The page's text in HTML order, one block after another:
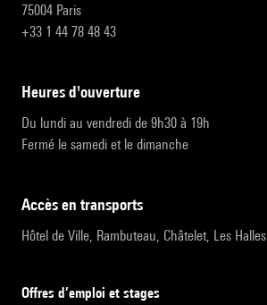
75004 Paris
+33 1 44 78 48 43
heures d'ouverture
Du lundi au vendredi de 9h30 à 19h
Fermé le samedi et le dimanche
accès en transports
Hôtel de Ville, Rambuteau, Châtelet, Les Halles
Offres d’emploi et stages